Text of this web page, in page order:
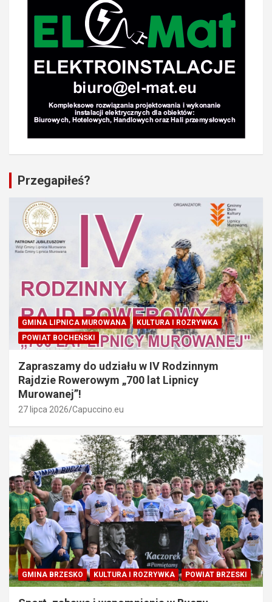
Przegapiłeś?
GMINA LIPNICA MUROWANA
KULTURA I ROZRYWKA
POWIAT BOCHEŃSKI
Zapraszamy do udziału w IV Rodzinnym
Rajdzie Rowerowym „700 lat Lipnicy
Murowanej”!
27 lipca 2026 Capuccino.eu
GMINA BRZESKO KULTURA I ROZRYWKA POWIAT BRZESKI